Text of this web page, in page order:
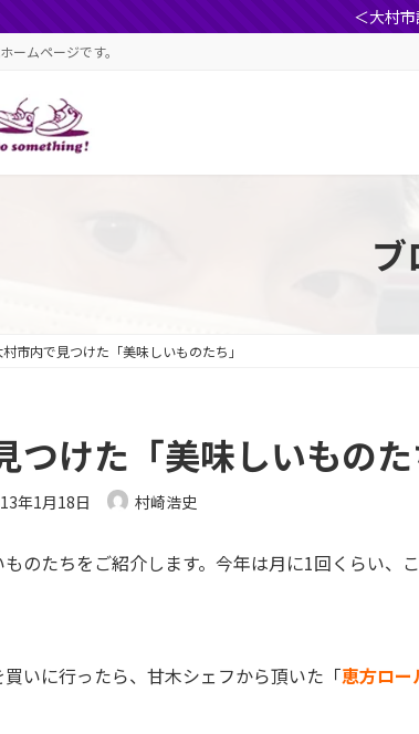
＜大村
ームページです。
ブ
村市内で見つけた「美味しいものたち」
つけた「美味しいものた
年1月18日 村崎浩史
のたちをご紹介します。今年は月に1回くらい、
買いに行ったら、甘木シェフから頂いた「恵方ロー